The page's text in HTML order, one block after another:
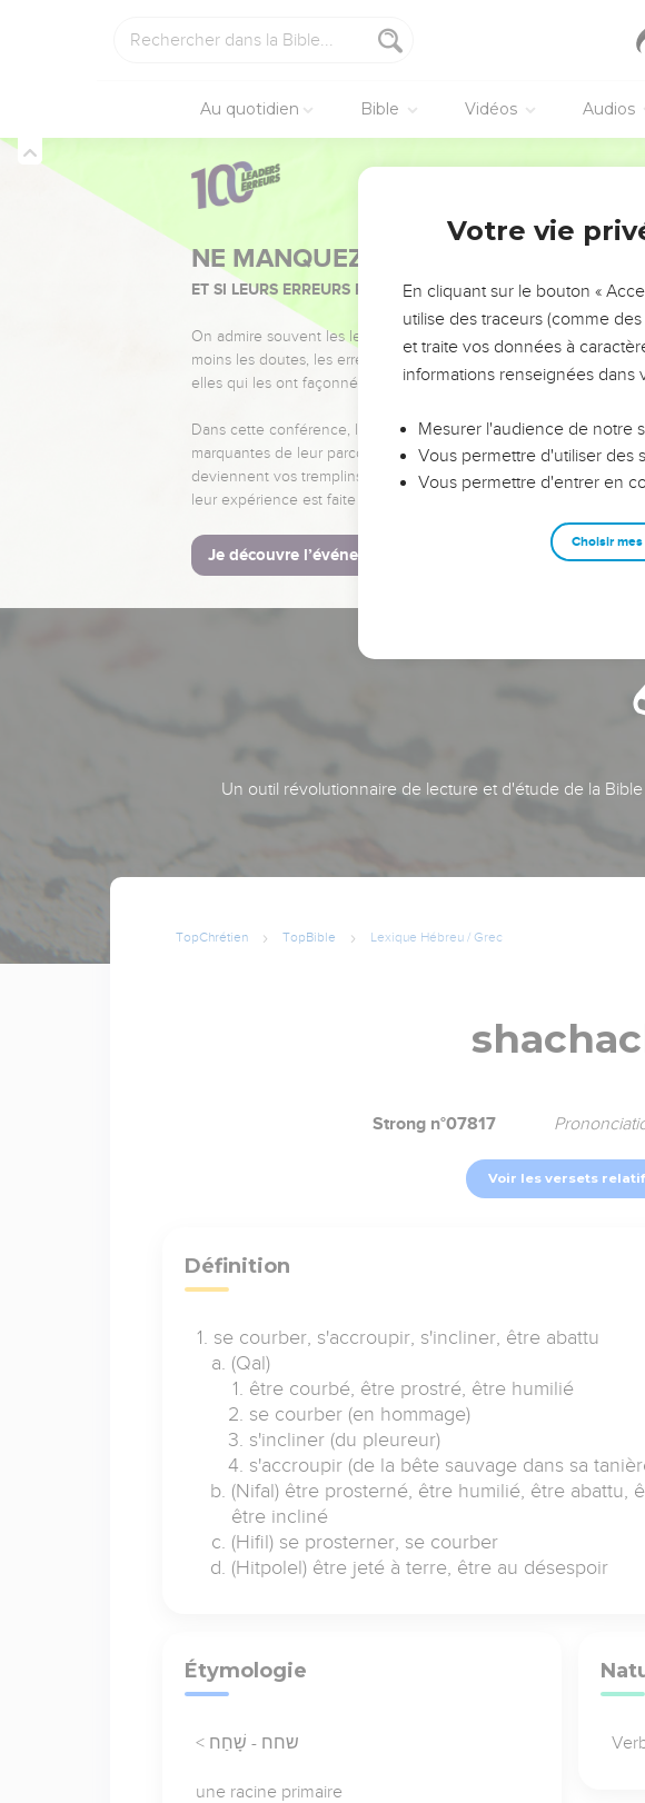
Au quotidien Bible Vidéos Audios
NE MANQUEZ PAS L’ÉVÉNEMENT DE
ET SI LEURS ERREURS POUVAIENT VOUS ÉVITER LES VOTRES
On admire souvent les leaders pour leurs réussites, leur impact,
moins les doutes, les erreurs et les saisons difficiles qu'ils ont
elles qui les ont façonnés.
Dans cette conférence, leaders, entrepreneurs, et responsables
marquantes de leur parcours et les clés pour avancer avec plus
deviennent vos tremplins. Que vous guidiez un ministère, une
leur expérience est faite pour vous.
Je découvre l’événement
Un outil révolutionnaire de lecture et d'étude de la
TopChrétien TopBible Lexique Hébreu / Grec
Strong n°07817
Voir les versets
Définition
se courber, s'accroupir, s'incliner, être abattu
(Qal)
être courbé, être prostré, être humilié
se courber (en hommage)
s'incliner (du pleureur)
s'accroupir (de la bête sauvage dans sa
(Nifal) être prosterné, être humilié, être abattu,
être incliné
(Hifil) se prosterner, se courber
(Hitpolel) être jeté à terre, être au désespoir
Étymologie
< שחח - שָׁחַח
une racine primaire
Votre vie
En cliquant sur le bouton «
utilise des traceurs (comme
et traite vos données à
informations renseignées dans
Mesurer l'audience de notre
Vous permettre d'utiliser des
Vous permettre d'entrer en
Choisir